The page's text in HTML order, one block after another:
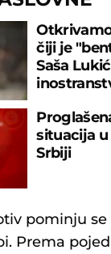
čiji je
Saša
situacija
Srbiji
pominju
Prema